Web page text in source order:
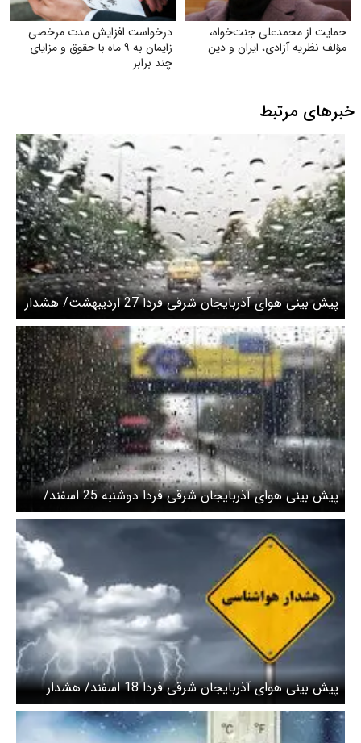
حمایت از محمدعلی جنت‌خواه،
مؤلف نظریه آزادی، ایران و دین
درخواست افزایش مدت مرخصی
زایمان به ۹ ماه با حقوق و مزایای
چند برابر
خبرهای مرتبط
پیش بینی هوای آذربایجان شرقی فردا 27 اردیبهشت/ هشدار
ورود دو موج بارشی به استان
پیش بینی هوای آذربایجان شرقی فردا دوشنبه 25 اسفند/
تداوم بارش باران و برف و لغزندگی جاده ها
پیش بینی هوای آذربایجان شرقی فردا 18 اسفند/ هشدار
سطح نارنجی صادر شد